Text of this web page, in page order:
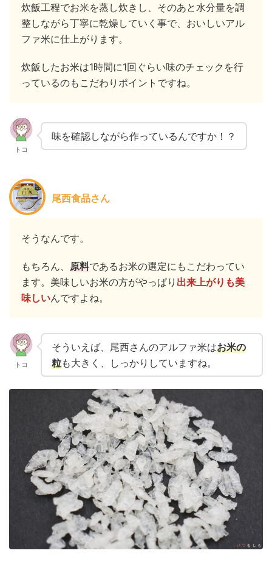
炊飯工程でお米を蒸し炊きし、そのあと水分量を調
整しながら丁寧に乾燥していく事で、おいしいアル
ファ米に仕上がります。
炊飯したお米は1時間に1回ぐらい味のチェックを行
っているのもこだわりポイントですね。
トコ
味を確認しながら作っているんですか！？
尾西食品さん
そうなんです。
もちろん、 原料であるお米の選定にもこだわってい
ます。美味しいお米の方がやっぱり 出来上がりも美
味しいんですよね。
トコ
そういえば、尾西さんのアルファ米はお米の
粒も大きく、しっかりしていますね。